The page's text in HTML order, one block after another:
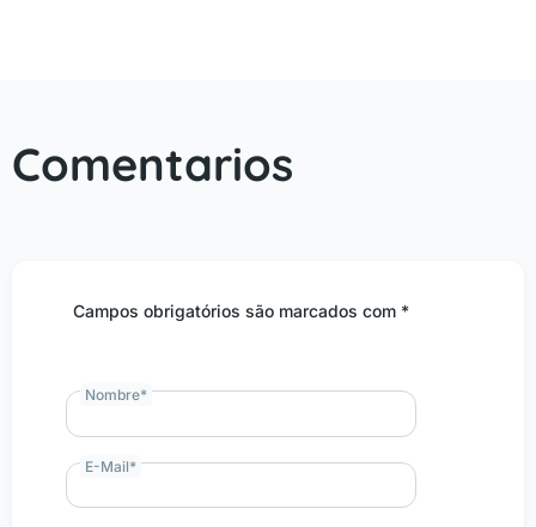
Comentarios
Campos obrigatórios são marcados com *
Nombre*
E-Mail*